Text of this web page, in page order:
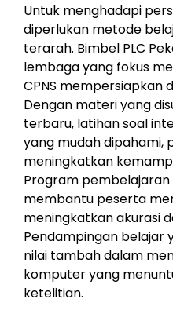
Untuk menghadapi
diperlukan metode
terarah. Bimbel PLC
lembaga yang fokus
CPNS mempersiapkan
Dengan materi yang
terbaru, latihan soal
yang mudah dipahami,
meningkatkan
Program
membantu peserta
meningkatkan akurasi
Pendampingan belajar
nilai tambah dalam
komputer yang
ketelitian.